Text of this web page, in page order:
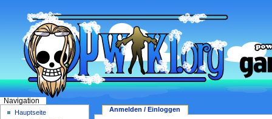
Anmelden / Einloggen
Navigation
Hauptseite